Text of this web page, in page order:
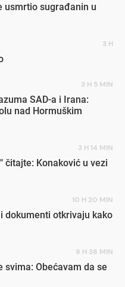
usmrtio sugrađanin u
3 H
3 H 5 MIN
SAD-a i Irana:
nad Hormuškim
3 H 14 MIN
čitajte: Konaković u vezi
10 H 20 MIN
dokumenti otkrivaju kako
9 H 38 MIN
Obećavam da se